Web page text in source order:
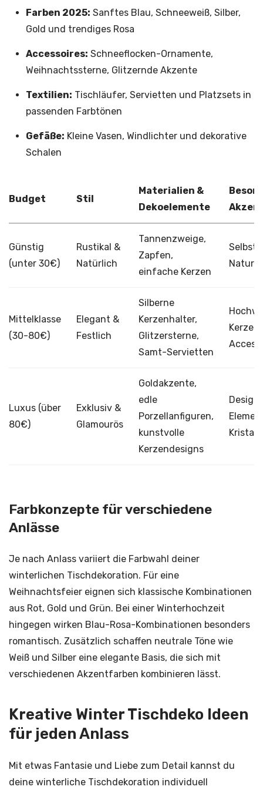
Farben 2025: Sanftes Blau, Schneeweiß, Silber,
Gold und trendiges Rosa
Accessoires: Schneeflocken-Ornamente,
Weihnachtssterne, Glitzernde Akzente
Textilien: Tischläufer, Servietten und Platzsets in
passenden Farbtönen
Gefäße: Kleine Vasen, Windlichter und dekorative
Schalen
Budget Stil
Materialien &
Dekoelemente
Günstig
(unter 30€)
Rustikal &
Natürlich
Tannenzweige,
Zapfen,
einfache Kerzen
Mittelklasse
(30-80€)
Elegant &
Festlich
Silberne
Kerzenhalter,
Glitzersterne,
Samt-Servietten
Kerzen
Luxus (über
80€)
Exklusiv &
Glamourös
Goldakzente,
edle
Porzellanfiguren,
kunstvolle
Kerzendesigns
Farbkonzepte für verschiedene
Anlässe
Je nach Anlass variiert die Farbwahl deiner
winterlichen Tischdekoration. Für eine
Weihnachtsfeier eignen sich klassische Kombinationen
aus Rot, Gold und Grün. Bei einer Winterhochzeit
hingegen wirken Blau-Rosa-Kombinationen besonders
romantisch. Zusätzlich schaffen neutrale Töne wie
Weiß und Silber eine elegante Basis, die sich mit
verschiedenen Akzentfarben kombinieren lässt.
Kreative Winter Tischdeko Ideen
für jeden Anlass
Mit etwas Fantasie und Liebe zum Detail kannst du
deine winterliche Tischdekoration individuell